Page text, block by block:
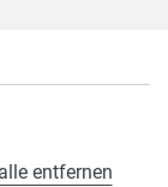
alle entfernen